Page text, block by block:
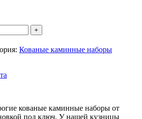
Кованые каминные наборы
кованые каминные наборы от
под ключ. У нашей кузницы